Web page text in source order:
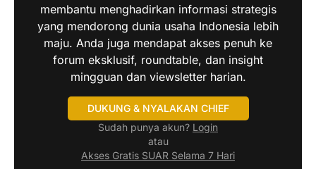
membantu menghadirkan informasi strategis
yang mendorong dunia usaha Indonesia lebih
maju. Anda juga mendapat akses penuh ke
forum eksklusif, roundtable, dan insight
mingguan dan viewsletter harian.
DUKUNG & NYALAKAN CHIEF
Sudah punya akun? Login
atau
Akses Gratis SUAR Selama 7 Hari